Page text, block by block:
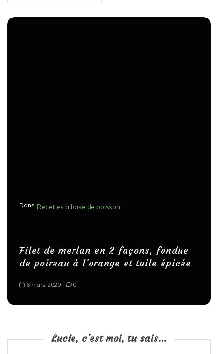
Dans Recettes à base de poisson
Filet de merlan en 2 façons, fondue
de poireau à l’orange et tuile épicée
6 mars 2020 0
Lucie, c'est moi, tu sais...